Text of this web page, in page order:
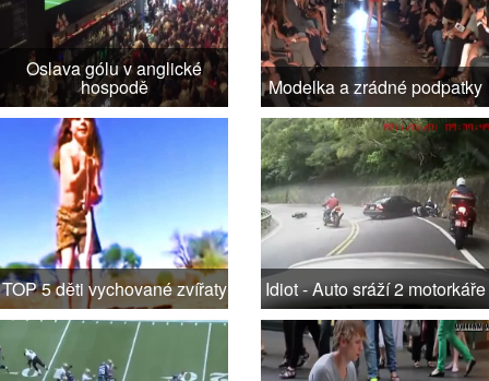
Oslava gólu v anglické
hospodě Modelka a zrádné podpatky
TOP 5 děti vychované zvířaty Idiot - Auto sráží 2 motorkáře